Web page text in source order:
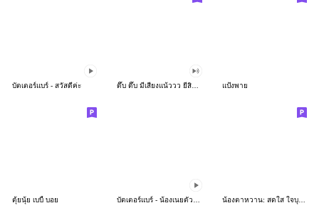
บัตเตอร์แบร์ - สวัสดีค่ะ แป้งพาย
ตุ้ยนุ้ย เบบี้ บอย น้องตาหวาน: สดใส ใจบุญ (สีพาสเทล)